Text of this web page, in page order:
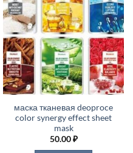
маска тканевая deoproce
color synergy effect sheet
mask
50.00₽